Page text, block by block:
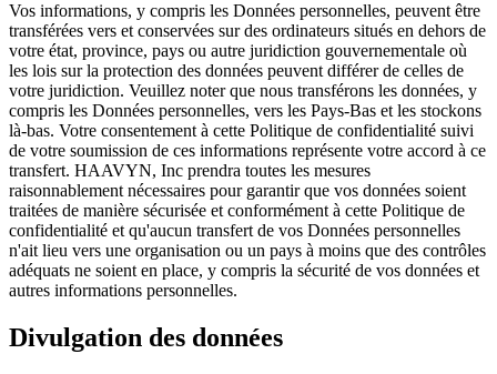
Vos informations, y compris les Données personnelles, peuvent être
transférées vers et conservées sur des ordinateurs situés en dehors de
votre état, province, pays ou autre juridiction gouvernementale où
les lois sur la protection des données peuvent différer de celles de
votre juridiction. Veuillez noter que nous transférons les données, y
compris les Données personnelles, vers les Pays-Bas et les stockons
là-bas. Votre consentement à cette Politique de confidentialité suivi
de votre soumission de ces informations représente votre accord à ce
transfert. HAAVYN, Inc prendra toutes les mesures
raisonnablement nécessaires pour garantir que vos données soient
traitées de manière sécurisée et conformément à cette Politique de
confidentialité et qu'aucun transfert de vos Données personnelles
n'ait lieu vers une organisation ou un pays à moins que des contrôles
adéquats ne soient en place, y compris la sécurité de vos données et
autres informations personnelles.
Divulgation des données